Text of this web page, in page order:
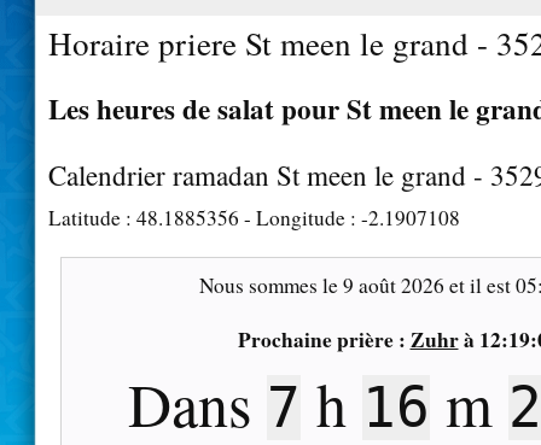
Horaire priere St meen le grand -
Les heures de salat pour St meen le
Calendrier ramadan St meen le grand -
Latitude : 48.1885356 - Longitude : -2.1907108
Nous sommes le9 août 2026 et il est
Prochaine prière : Zuhrà
Dans 7 h 16 m